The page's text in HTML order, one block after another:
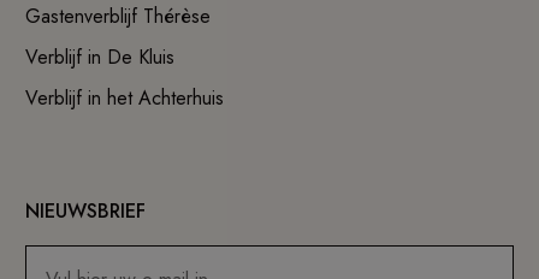
Gastenverblijf Thérèse
Verblijf in De Kluis
Verblijf in het Achterhuis
NIEUWSBRIEF